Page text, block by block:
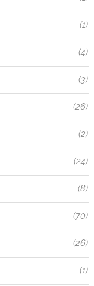
(1)
(4)
(3)
(26)
(2)
(24)
(8)
(70)
(26)
(1)